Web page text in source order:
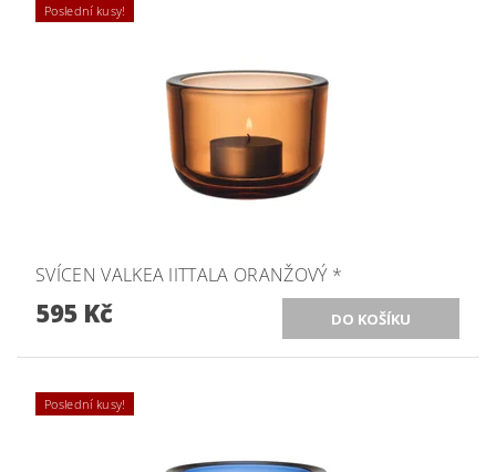
Poslední kusy!
SVÍCEN VALKEA IITTALA ORANŽOVÝ *
595 Kč
Poslední kusy!